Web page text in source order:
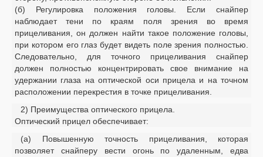
(б) Регулировка положения головы. Если снайпер
наблюдает тени по краям поля зрения во время
прицеливания, он должен найти такое положение головы,
при котором его глаз будет видеть поле зрения полностью.
Следовательно, для точного прицеливания снайпер
должен полностью концентрировать свое внимание на
удержании глаза на оптической оси прицела и на точном
расположении перекрестия в точке прицеливания.
2) Преимущества оптического прицела.
Оптический прицел обеспечивает:
(а) Повышенную точность прицеливания, которая
позволяет снайперу вести огонь по удаленным, едва